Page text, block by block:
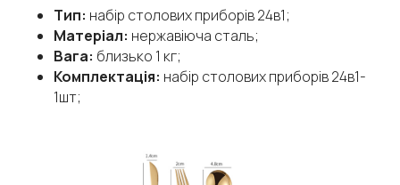
Тип: набір столових приборів 24в1;
Матеріал: нержавіюча сталь;
Вага: близько 1 кг;
Комплектація: набір столових приборів 24в1-
1шт;